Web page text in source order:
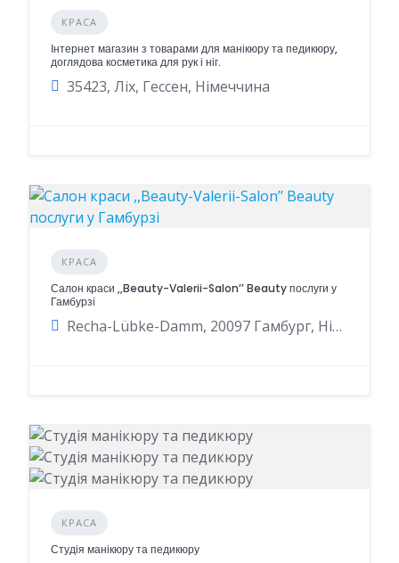
КРАСА
Інтернет магазин з товарами для манікюру та педикюру,
доглядова косметика для рук і ніг.
35423, Ліх, Гессен, Німеччина
КРАСА
Салон краси ,,Beauty-Valerii-Salonʼʼ Beauty послуги у
Гамбурзі
Recha-Lübke-Damm, 20097 Гамбург, Німеччина
КРАСА
Студія манікюру та педикюру